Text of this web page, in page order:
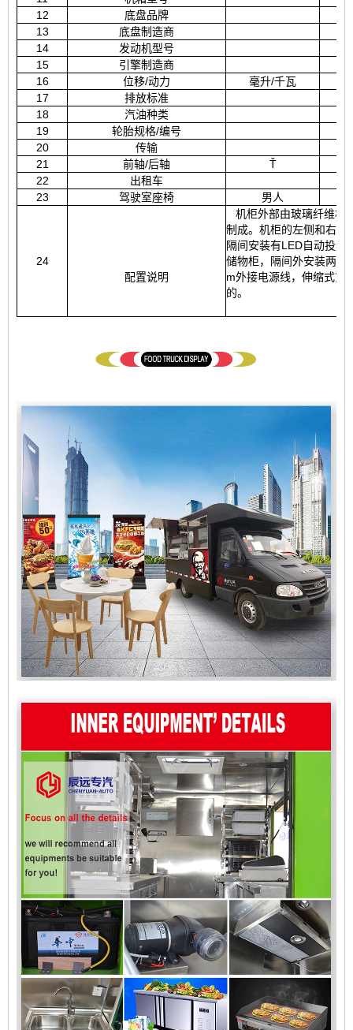
12
底盘品牌
13
底盘制造商
14
发动机型号
15
引擎制造商
16
位移/动力
毫升/千瓦
17
排放标准
18
汽油种类
19
轮胎规格/编号
20
传输
21
前轴/后轴
Ť
22
出租车
23
驾驶室座椅 男人
24
配置说明
机柜外部由玻璃纤维材
制成。机柜的左侧和右侧
隔间安装有LED自动投光
储物柜，隔间外安装两个
m外接电源线，伸缩式货
的。